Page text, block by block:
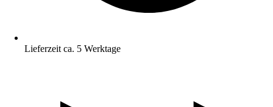
Lieferzeit ca. 5 Werktage